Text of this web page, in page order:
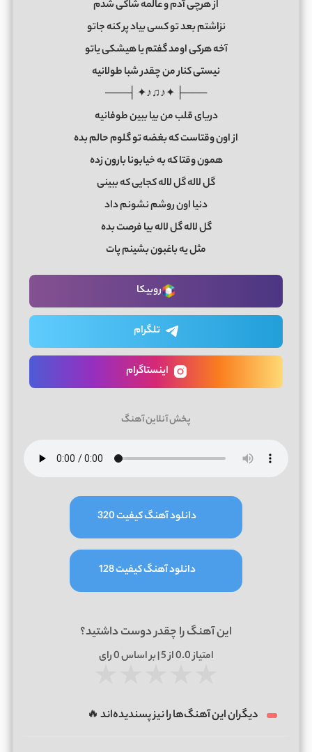
از هرچی آدم و عالمه شاکی شدم
نزاشتم بعد تو کسی بیاد پر کنه جاتو
آخه هرکی اومد گفتم یا هیشکی یاتو
نیستی کنار من چقدر شبا طولانیه
───├ ✦♪♫♪✦ ┤───
دریای قلب من بیا ببین طوفانیه
از اون وقتاست که بغضه تو گلوم حالم بده
همون وقتا که به خیابونا بارون زده
گل لاله گل لاله کجایی که ببینی
دنیا اون روشم نشونم داد
گل لاله گل لاله بیا فرصت بده
مثل یه باغبون بشینم پات
روبیکا
تلگرام
اینستاگرام
پخش آنلاین آهنگ
دانلود آهنگ کیفیت 320
دانلود آهنگ کیفیت 128
این آهنگ را چقدر دوست داشتید؟
امتیاز0.0از 5 | بر اساس 0رای
دیگران این آهنگ‌ها را نیز پسندیده‌اند 🔥